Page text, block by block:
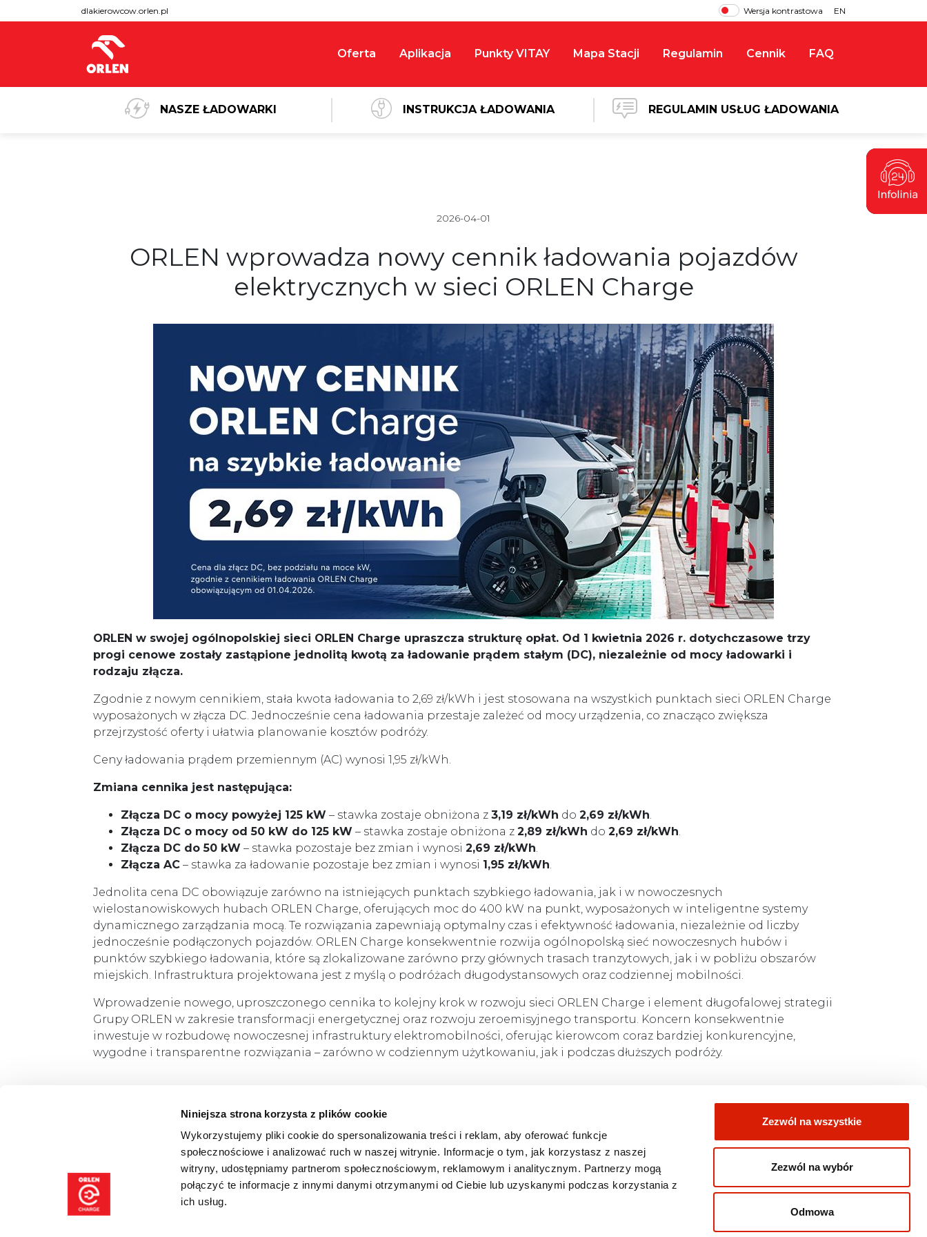
Niniejsza strona korzysta z plików cookie
Wykorzystujemy pliki cookie do spersonalizowania treści i reklam, aby oferować funkcje
społecznościowe i analizować ruch w naszej witrynie. Informacje o tym, jak korzystasz z naszej
witryny, udostępniamy partnerom społecznościowym, reklamowym i analitycznym. Partnerzy mogą
połączyć te informacje z innymi danymi otrzymanymi od Ciebie lub uzyskanymi podczas korzystania z
ich usług.
Zezwól na wszystkie
Zezwól na wybór
Odmowa
dlakierowcow.orlen.pl Wersja kontrastowa EN
Oferta Aplikacja Punkty VITAY Mapa Stacji Regulamin Cennik FAQ
NASZE ŁADOWARKI INSTRUKCJA ŁADOWANIA REGULAMIN USŁUG ŁADOWANIA
2026-04-01
ORLEN wprowadza nowy cennik ładowania pojazdów
elektrycznych w sieci ORLEN Charge
ORLEN w swojej ogólnopolskiej sieci ORLEN Charge upraszcza strukturę opłat. Od 1 kwietnia 2026 r. dotychczasowe trzy
progi cenowe zostały zastąpione jednolitą kwotą za ładowanie prądem stałym (DC), niezależnie od mocy ładowarki i
rodzaju złącza.
Zgodnie z nowym cennikiem, stała kwota ładowania to 2,69 zł/kWh i jest stosowana na wszystkich punktach sieci ORLEN Charge
wyposażonych w złącza DC. Jednocześnie cena ładowania przestaje zależeć od mocy urządzenia, co znacząco zwiększa
przejrzystość oferty i ułatwia planowanie kosztów podróży.
Ceny ładowania prądem przemiennym (AC) wynosi 1,95 zł/kWh.
Zmiana cennika jest następująca:
Złącza DC o mocy powyżej 125 kW – stawka zostaje obniżona z 3,19 zł/kWh do 2,69 zł/kWh.
Złącza DC o mocy od 50 kW do 125 kW – stawka zostaje obniżona z 2,89 zł/kWh do 2,69 zł/kWh.
Złącza DC do 50 kW – stawka pozostaje bez zmian i wynosi 2,69 zł/kWh.
Złącza AC – stawka za ładowanie pozostaje bez zmian i wynosi 1,95 zł/kWh.
Jednolita cena DC obowiązuje zarówno na istniejących punktach szybkiego ładowania, jak i w nowoczesnych
wielostanowiskowych hubach ORLEN Charge, oferujących moc do 400 kW na punkt, wyposażonych w inteligentne systemy
dynamicznego zarządzania mocą. Te rozwiązania zapewniają optymalny czas i efektywność ładowania, niezależnie od liczby
jednocześnie podłączonych pojazdów. ORLEN Charge konsekwentnie rozwija ogólnopolską sieć nowoczesnych hubów i
punktów szybkiego ładowania, które są zlokalizowane zarówno przy głównych trasach tranzytowych, jak i w pobliżu obszarów
miejskich. Infrastruktura projektowana jest z myślą o podróżach długodystansowych oraz codziennej mobilności.
Wprowadzenie nowego, uproszczonego cennika to kolejny krok w rozwoju sieci ORLEN Charge i element długofalowej strategii
Grupy ORLEN w zakresie transformacji energetycznej oraz rozwoju zeroemisyjnego transportu. Koncern konsekwentnie
inwestuje w rozbudowę nowoczesnej infrastruktury elektromobilności, oferując kierowcom coraz bardziej konkurencyjne,
wygodne i transparentne rozwiązania – zarówno w codziennym użytkowaniu, jak i podczas dłuższych podróży.
Powrót do listy aktualności